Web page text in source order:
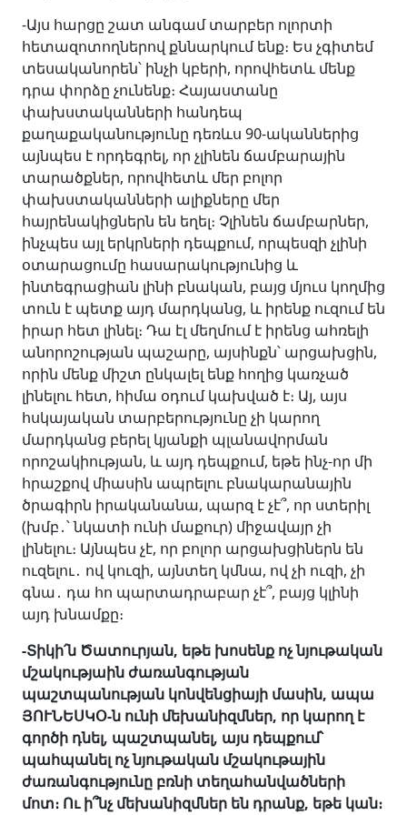
-Այս հարցը շատ անգամ տարբեր ոլորտի
հետազոտողներով քննարկում ենք։ Ես չգիտեմ
տեսականորեն՝ ինչի կբերի, որովհետև մենք
դրա փորձը չունենք։ Հայաստանը
փախստականների հանդեպ
քաղաքականությունը դեռևս 90-ականներից
այնպես է որդեգրել, որ չլինեն ճամբարային
տարածքներ, որովհետև մեր բոլոր
փախստականների ալիքները մեր
հայրենակիցներն են եղել։ Չլինեն ճամբարներ,
ինչպես այլ երկրների դեպքում, որպեսզի չլինի
օտարացումը հասարակությունից և
ինտեգրացիան լինի բնական, բայց մյուս կողմից
տուն է պետք այդ մարդկանց, և իրենք ուզում են
իրար հետ լինել։ Դա էլ մեղմում է իրենց ահռելի
անորոշության պաշարը, այսինքն՝ արցախցին,
որին մենք միշտ ընկալել ենք հողից կառչած
լինելու հետ, հիմա օդում կախված է։ Այ, այս
հսկայական տարբերությունը չի կարող
մարդկանց բերել կյանքի պլանավորման
որոշակիության, և այդ դեպքում, եթե ինչ-որ մի
հրաշքով միասին ապրելու բնակարանային
ծրագիրն իրականանա, պարզ է չէ՞, որ ստերիլ
(խմբ․՝ նկատի ունի մաքուր) միջավայր չի
լինելու։ Այնպես չէ, որ բոլոր արցախցիներն են
ուզելու․ ով կուզի, այնտեղ կմնա, ով չի ուզի, չի
գնա․ դա հո պարտադրաբար չէ՞, բայց կլինի
այդ խնամքը։
-Տիկի՛ն Ծատուրյան, եթե խոսենք ոչ նյութական
մշակությաին ժառանգության
պաշտպանության կոնվենցիայի մասին, ապա
ՅՈՒՆԵՍԿՕ-ն ունի մեխանիզմներ, որ կարող է
գործի դնել, պաշտպանել, այս դեպքում՝
պահպանել ոչ նյութական մշակութային
ժառանգությունը բռնի տեղահանվածների
մոտ։ Ու ի՞նչ մեխանիզմներ են դրանք, եթե կան։